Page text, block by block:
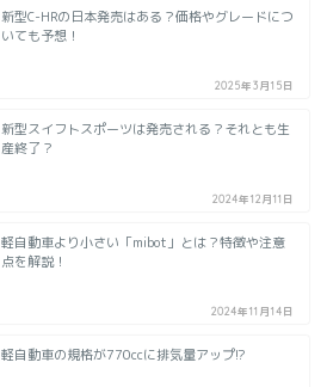
新型C-HRの日本発売はある？価格やグレードにつ
いても予想！
2025年3月15日
新型スイフトスポーツは発売される？それとも生
産終了？
2024年12月11日
軽自動車より小さい「mibot」とは？特徴や注意
点を解説！
2024年11月14日
軽自動車の規格が770ccに排気量アップ!?